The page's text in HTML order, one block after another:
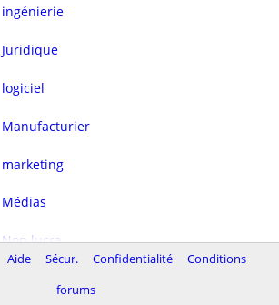
ingénierie
Juridique
logiciel
Manufacturier
marketing
Médias
Non lucra.
Aide Sécur. Confidentialité
Conditions
forums